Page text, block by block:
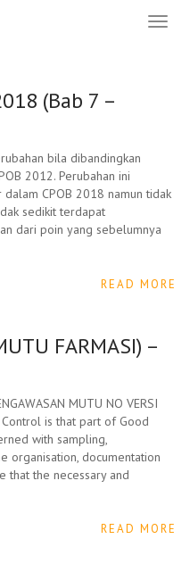
(Bab 7 –
bila dibandingkan
2012. Perubahan ini
CPOB 2018 namun tidak
sedikit terdapat
dari poin yang sebelumnya
READ MORE
FARMASI) –
MUTU NO VERSI
Control is that part of Good
with sampling,
organisation, documentation
that the necessary and
READ MORE